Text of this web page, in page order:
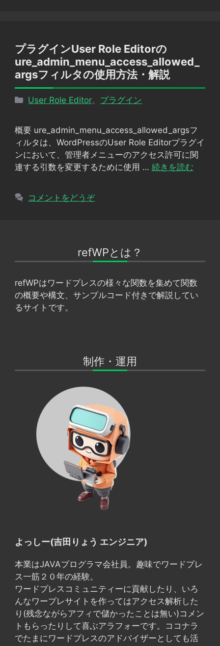
プラグインUser Role Editorの
ure_admin_menu_access_allowed_
argsフィルタの使用方法・解説
カ
リ
ー
User Role Editor、 プラグイン
概要 ure_admin_menu_access_allowed_argsフ
ィルタは、WordPressのUser Role Editorプラグイ
ンにおいて、管理者メニューのアクセス許可に関
連する引数を変更するために使用 … 続きを読む
コメントをどうぞ
refWPとは？
refWPはワードプレスの様々な関数を集めて関数
の概要や構文、サンプルコード付きで解説してい
るサイトです。
制作・運用
よっしー(吉田りょう エンジニア)
本業はJAVAプログラマ会社員。趣味でワードプレ
ス一筋２０年の経験。
ワードプレスコミュニティーに貢献したり、いろ
んなワープレサイトを作ってはアクセス解析した
り(残念ながらアフィで儲かったことは無い)コメン
トもらったりして喜ぶアラフォーです。ココナラ
でたまにワードプレスのアドバイザーとしても活